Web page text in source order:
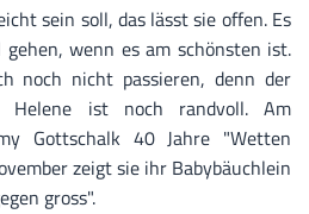
sein soll, das lässt sie offen. Es
wenn es am schönsten ist.
noch nicht passieren, denn der
Helene ist noch randvoll. Am
Gottschalk 40 Jahre "Wetten
zeigt sie ihr Babybäuchlein
gross".